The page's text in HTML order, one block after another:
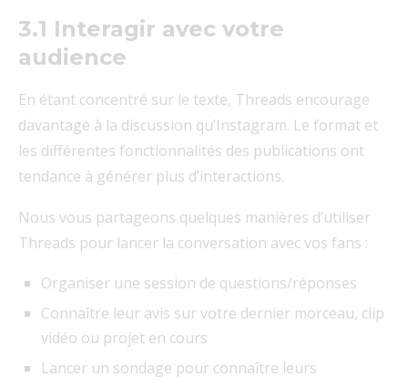
3.1 Interagir avec votre
audience
En étant concentré sur le texte, Threads encourage
davantage à la discussion qu’Instagram. Le format et
les différentes fonctionnalités des publications ont
tendance à générer plus d’interactions.
Nous vous partageons quelques manières d’utiliser
Threads pour lancer la conversation avec vos fans :
Organiser une session de questions/réponses
Connaître leur avis sur votre dernier morceau, clip
vidéo ou projet en cours
Lancer un sondage pour connaître leurs